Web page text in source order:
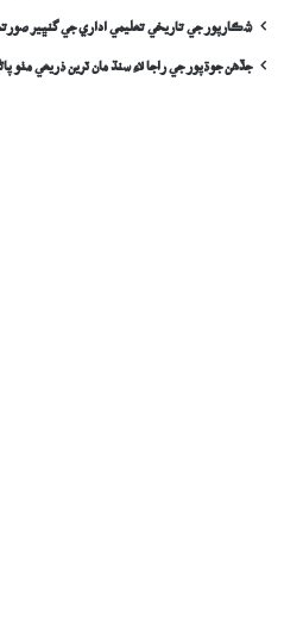
شڪارپور جي تاريخي تعليمي اداري جي گنڀير
جڏهن جوڌپور جي راجا لاءِ سنڌ مان ٽرين ذريعي مٺو